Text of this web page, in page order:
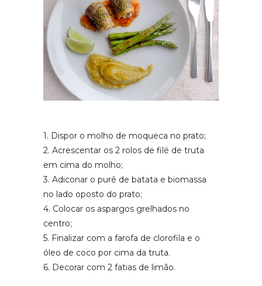
1. Dispor o molho de moqueca no prato;
2. Acrescentar os 2 rolos de filé de truta
em cima do molho;
3. Adiconar o purê de batata e biomassa
no lado oposto do prato;
4. Colocar os aspargos grelhados no
centro;
5. Finalizar com a farofa de clorofila e o
óleo de coco por cima da truta.
6. Decorar com 2 fatias de limão.